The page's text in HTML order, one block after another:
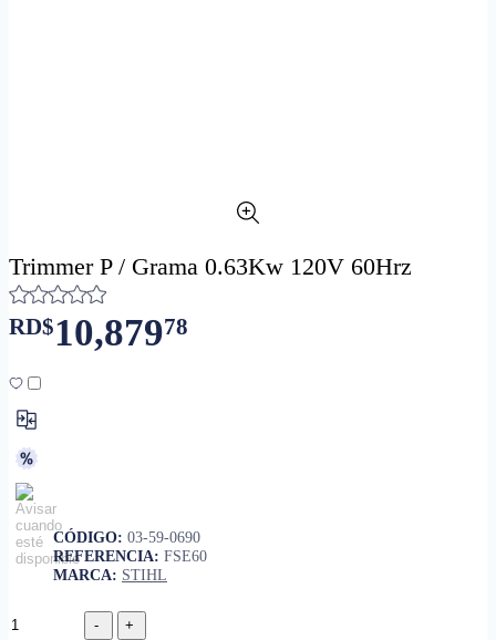
Trimmer P / Grama 0.63Kw 120V 60Hrz
RD$10,87978
CÓDIGO: 03-59-0690
REFERENCIA: FSE60
MARCA: STIHL